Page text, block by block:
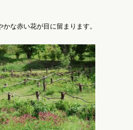
な赤い花が目に留まります。